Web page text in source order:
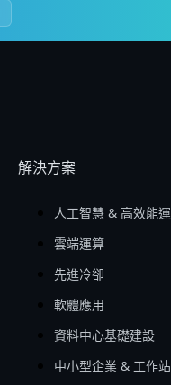
解決方案
人工智慧 & 高效能
雲端運算
先進冷卻
軟體應用
資料中心基礎建設
中小型企業 & 工作站